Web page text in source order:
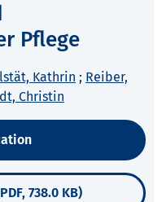
Pflege
Kathrin ; Reiber,
Christin
738.0 KB)